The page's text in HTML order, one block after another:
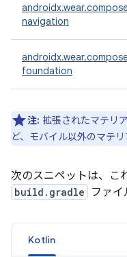
navigation
foundation
注: 拡張されたマテリ
ど、モバイル以外のマテ
次のスニペットは、こ
build.gradle ファイ
Kotlin